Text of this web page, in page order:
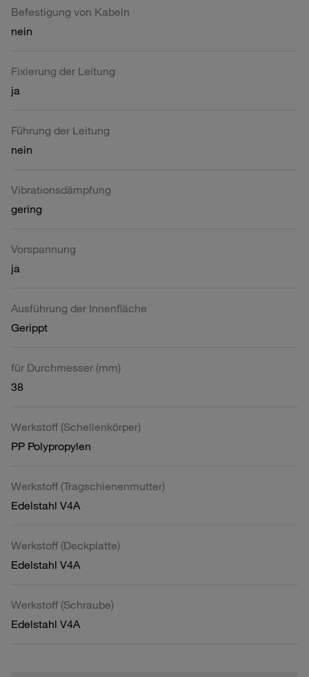
Befestigung von Kabeln
nein
Fixierung der Leitung
ja
Führung der Leitung
nein
Vibrationsdämpfung
gering
Vorspannung
ja
Ausführung der Innenfläche
Gerippt
für Durchmesser (mm)
38
Werkstoff (Schellenkörper)
PP Polypropylen
Werkstoff (Tragschienenmutter)
Edelstahl V4A
Werkstoff (Deckplatte)
Edelstahl V4A
Werkstoff (Schraube)
Edelstahl V4A